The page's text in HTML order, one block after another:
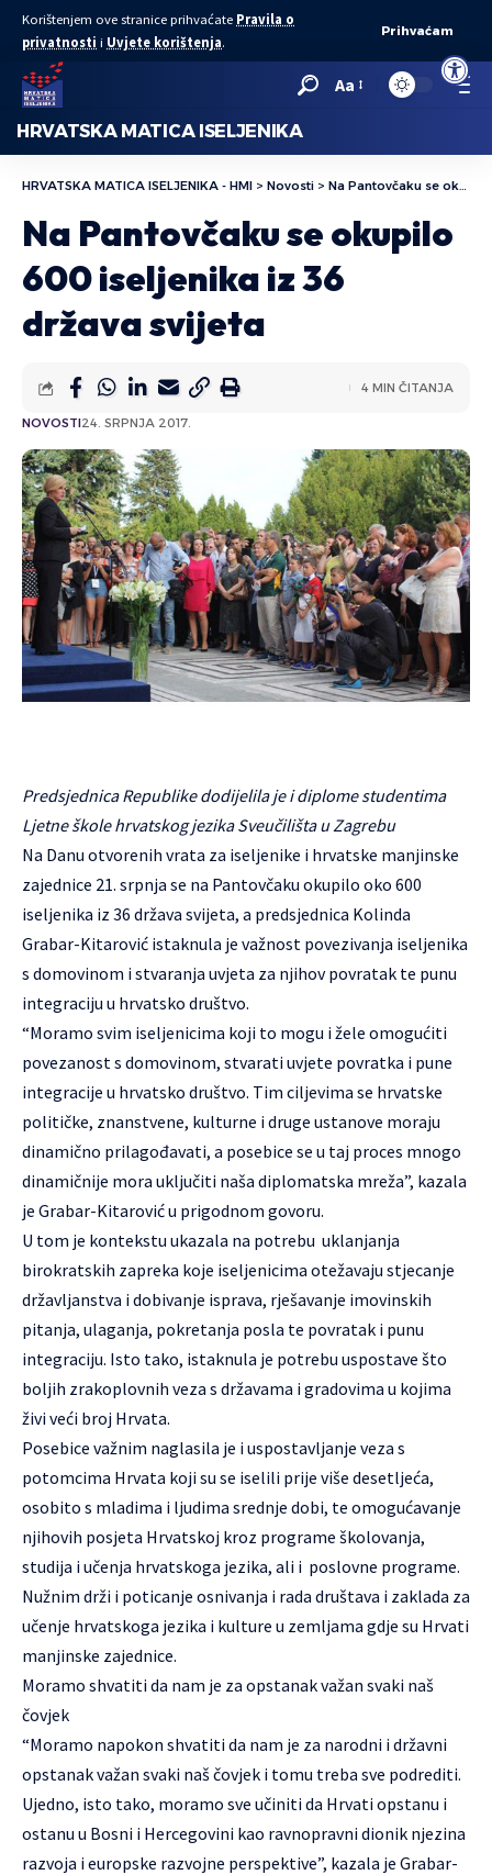
Open
Korištenjem ove stranice prihvaćate Pravila o
privatnosti i Uvjete korištenja.
Prihvaćam
Aa
HRVATSKA MATICA ISELJENIKA
HRVATSKA MATICA ISELJENIKA - HMI > Novosti > Na Pantovčaku se okupilo 600 iseljenika iz 36 država svijeta
Na Pantovčaku se okupilo
600 iseljenika iz 36
država svijeta
NOVOSTI24. SRPNJA 2017.
4 MIN ČITANJA
Predsjednica Republike dodijelila je i diplome studentima
Ljetne škole hrvatskog jezika Sveučilišta u Zagrebu
Na Danu otvorenih vrata za iseljenike i hrvatske manjinske
zajednice 21. srpnja se na Pantovčaku okupilo oko 600
iseljenika iz 36 država svijeta, a predsjednica Kolinda
Grabar-Kitarović istaknula je važnost povezivanja iseljenika
s domovinom i stvaranja uvjeta za njihov povratak te punu
integraciju u hrvatsko društvo.
“Moramo svim iseljenicima koji to mogu i žele omogućiti
povezanost s domovinom, stvarati uvjete povratka i pune
integracije u hrvatsko društvo. Tim ciljevima se hrvatske
političke, znanstvene, kulturne i druge ustanove moraju
dinamično prilagođavati, a posebice se u taj proces mnogo
dinamičnije mora uključiti naša diplomatska mreža”, kazala
je Grabar-Kitarović u prigodnom govoru.
U tom je kontekstu ukazala na potrebu uklanjanja
birokratskih zapreka koje iseljenicima otežavaju stjecanje
državljanstva i dobivanje isprava, rješavanje imovinskih
pitanja, ulaganja, pokretanja posla te povratak i punu
integraciju. Isto tako, istaknula je potrebu uspostave što
boljih zrakoplovnih veza s državama i gradovima u kojima
živi veći broj Hrvata.
Posebice važnim naglasila je i uspostavljanje veza s
potomcima Hrvata koji su se iselili prije više desetljeća,
osobito s mladima i ljudima srednje dobi, te omogućavanje
njihovih posjeta Hrvatskoj kroz programe školovanja,
studija i učenja hrvatskoga jezika, ali i poslovne programe.
Nužnim drži i poticanje osnivanja i rada društava i zaklada za
učenje hrvatskoga jezika i kulture u zemljama gdje su Hrvati
manjinske zajednice.
Moramo shvatiti da nam je za opstanak važan svaki naš
čovjek
“Moramo napokon shvatiti da nam je za narodni i državni
opstanak važan svaki naš čovjek i tomu treba sve podrediti.
Ujedno, isto tako, moramo sve učiniti da Hrvati opstanu i
ostanu u Bosni i Hercegovini kao ravnopravni dionik njezina
razvoja i europske razvojne perspektive”, kazala je Grabar-